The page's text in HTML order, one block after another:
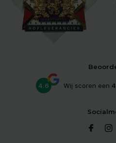
4.6 Wij scoren een